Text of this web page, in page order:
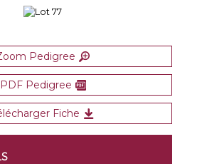
Pedigree
PDF Pedigree
Fiche